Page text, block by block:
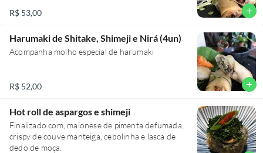
R$ 53,00 add
Harumaki de Shitake, Shimeji e Nirá (4un)
Acompanha molho especial de harumaki
R$ 52,00 add
Hot roll de aspargos e shimeji
Finalizado com, maionese de pimenta defumada,
crispy de couve manteiga, cebolinha e lasca de
dedo de moça.